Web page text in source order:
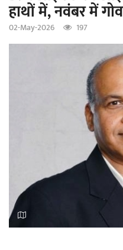
a
t
हाथों में, नवंबर में
02-May-2026 197